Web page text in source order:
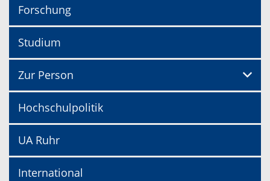
Forschung
Studium
Zur Person
Hochschulpolitik
UA Ruhr
International